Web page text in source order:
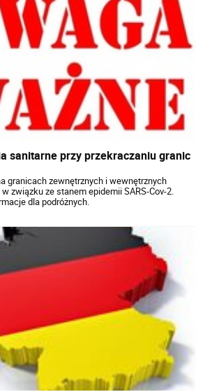
sanitarne przy przekraczaniu granic
granicach zewnętrznych i wewnętrznych
związku ze stanem epidemii SARS-Cov-2.
dla podróżnych.